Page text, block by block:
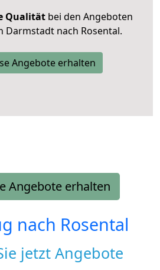
Qualität bei den Angeboten
Darmstadt nach Rosental.
Angebote erhalten
Angebote erhalten
nach Rosental
jetzt Angebote